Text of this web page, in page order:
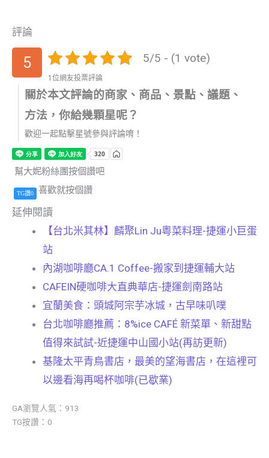
評論
5 5/5 - (1 vote)
1位網友投票評論
關於本文評論的商家、商品、景點、議題、
方法，你給幾顆星呢？
歡迎一起點擊星號參與評論唷！
幫大妮粉絲團按個讚吧
TG讚0 喜歡就按個讚
延伸閱讀
【台北米其林】麟聚Lin Ju粵菜料理-捷運小巨蛋
站
內湖咖啡廳CA.1 Coffee-搬家到捷運輔大站
CAFEIN硬咖啡大直典華店-捷運劍南路站
宜蘭美食：頭城阿宗芋冰城，古早味叭噗
台北咖啡廳推薦：8%ice CAFÉ 新菜單、新甜點
值得來試試-近捷運中山國小站(再訪更新)
基隆太平青鳥書店，最美的望海書店，在這裡可
以邊看海再喝杯咖啡(已歇業)
GA瀏覽人氣：913
TG按讚：0